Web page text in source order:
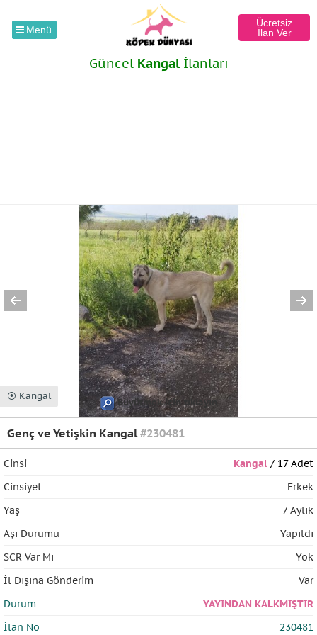
Menü
Ücretsiz
İlan Ver
Güncel Kangalİlanları
⦿ Kangal
Büyütmek için tıklayın
Genç ve Yetişkin Kangal#230481
Cinsi Kangal/ 17 Adet
Cinsiyet
Erkek
Yaş
7 Aylık
Aşı Durumu
Yapıldı
SCR Var Mı
Yok
İl Dışına Gönderim
Var
Durum
YAYINDAN KALKMIŞTIR
İlan No
230481